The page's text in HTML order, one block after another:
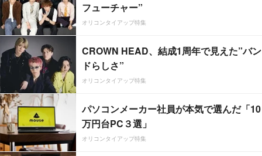
フューチャー”
オリコンタイアップ特集
CROWN HEAD、結成1周年で見えた”バン
ドらしさ”
オリコンタイアップ特集
パソコンメーカー社員が本気で選んだ「10
万円台PC３選」
オリコンタイアップ特集